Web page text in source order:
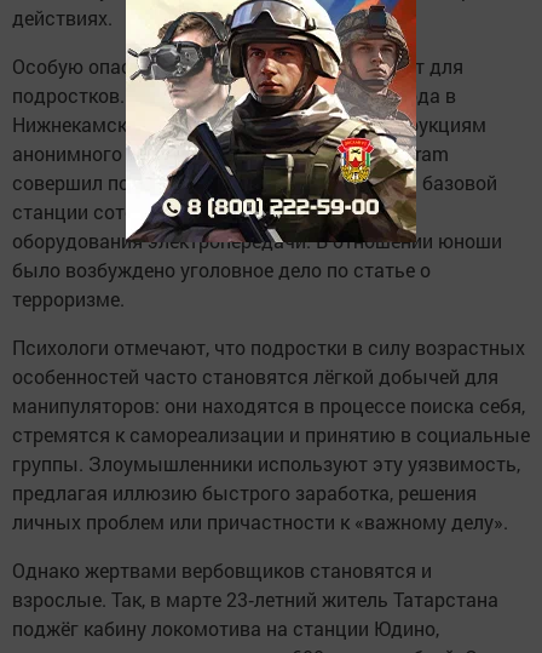
действиях.
Особую опасность эти схемы представляют для
подростков. Например, в конце прошлого года в
Нижнекамске 15‑летний подросток по инструкциям
анонимного куратора из мессенджера Telegram
совершил поджог трансформаторной будки базовой
станции сотовой связи и высоковольтного
оборудования электропередачи. В отношении юноши
было возбуждено уголовное дело по статье о
терроризме.
Психологи отмечают, что подростки в силу возрастных
особенностей часто становятся лёгкой добычей для
манипуляторов: они находятся в процессе поиска себя,
стремятся к самореализации и принятию в социальные
группы. Злоумышленники используют эту уязвимость,
предлагая иллюзию быстрого заработка, решения
личных проблем или причастности к «важному делу».
Однако жертвами вербовщиков становятся и
взрослые. Так, в марте 23‑летний житель Татарстана
поджёг кабину локомотива на станции Юдино,